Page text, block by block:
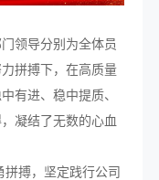
领导分别为全体员
拼搏下，在高质量
有进、稳中提质、
凝结了无数的心血
搏，坚定践行公司